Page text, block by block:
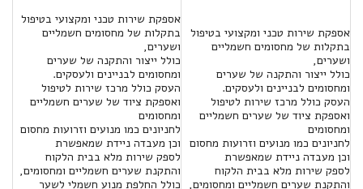
אספקת שירות טכני ומקצועי בטיפול
בתקלות של מחסומים חשמליים
ושערים,
כולל ייצור והתקנה של שערים
ומחסומים לבניינים ולעסקים.
העסק כולל מרכז שירות לטיפול
ואספקת ציוד של שערים חשמליים
ומחסומים
לחניונים כמו מנועים וזרועות מחסום
וכן מעבדה ניידת שמאפשרת
לספק שירות מלא בבית הלקוח
והתקנת שערים חשמליים ומחסומים,
אספקת שירות טכני ומקצועי בטיפול
בתקלות של מחסומים חשמליים
ושערים,
כולל ייצור והתקנה של שערים
ומחסומים לבניינים ולעסקים.
העסק כולל מרכז שירות לטיפול
ואספקת ציוד של שערים חשמליים
ומחסומים
לחניונים כמו מנועים וזרועות מחסום
וכן מעבדה ניידת שמאפשרת
לספק שירות מלא בבית הלקוח
והתקנת שערים חשמליים ומחסומים,
כולל החלפת מנוע חשמלי לשער